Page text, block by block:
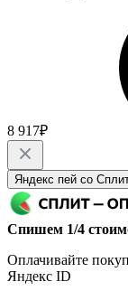
8 917₽
Яндекс пей со
Спишем 1/4
Оплачивайте
Яндекс ID